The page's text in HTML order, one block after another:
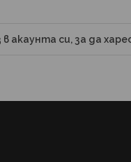
в акаунта си, за да